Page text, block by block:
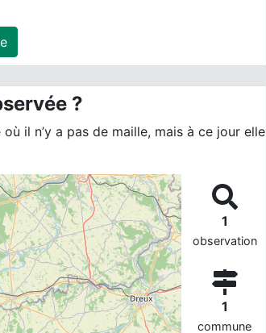
fiche
?
il n’y a pas de maille, mais à ce jour elle
1
observation
1
commune